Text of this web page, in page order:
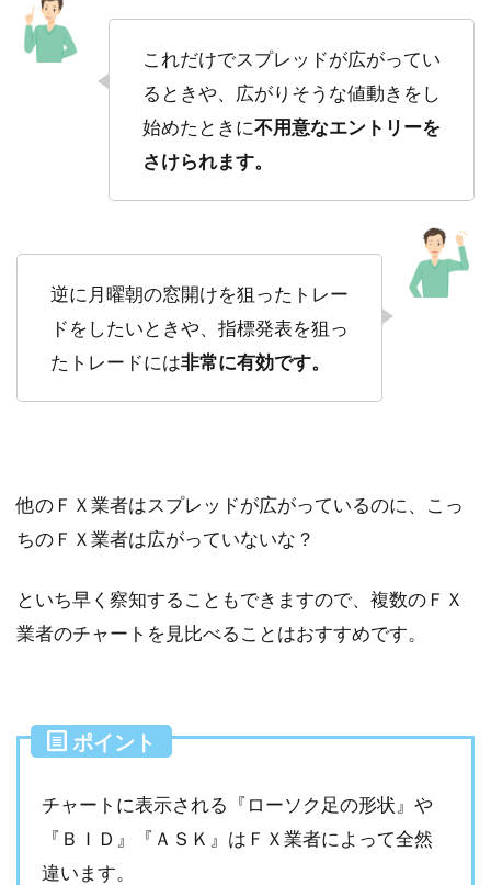
これだけでスプレッドが広がってい
るときや、広がりそうな値動きをし
始めたときに不用意なエントリーを
さけられます。
逆に月曜朝の窓開けを狙ったトレー
ドをしたいときや、指標発表を狙っ
たトレードには非常に有効です。
他のＦＸ業者はスプレッドが広がっているのに、こっ
ちのＦＸ業者は広がっていないな？
といち早く察知することもできますので、複数のＦＸ
業者のチャートを見比べることはおすすめです。
ポイント
チャートに表示される『ローソク足の形状』や
『ＢＩＤ』『ＡＳＫ』はＦＸ業者によって全然
違います。